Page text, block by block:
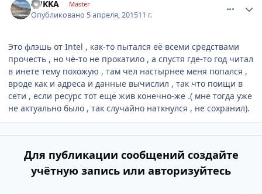
YUKKA Master
Опубликовано 5 апреля, 201511 г.
Это флэшь от Intel , как-то пытался её всеми средствами
прочесть , но чё-то не прокатило , а спустя где-то год читал
в инете тему похожую , там чел настырнее меня попался ,
вроде как и адреса и данные вычислил , так что поищи в
сети , если ресурс тот ещё жив конечно-же .( мне тогда уже
не актуально было , так случайно наткнулся , не сохранил).
Для публикации сообщений создайте
учётную запись или авторизуйтесь